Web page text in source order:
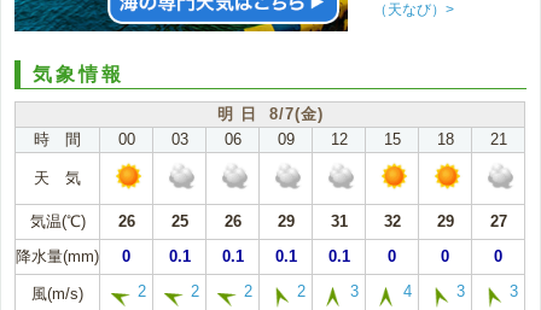
（天なび）>
気象情報
明 日 8/7(金)
時 間
00 03 06 09 12 15 18 21
天 気
気温(℃) 26 25 26 29 31 32 29
27
降水量(mm)
0 0.1 0.1 0.1 0.1 0 0 0
風(m/s) 2 2 2 2 3 4 3 3